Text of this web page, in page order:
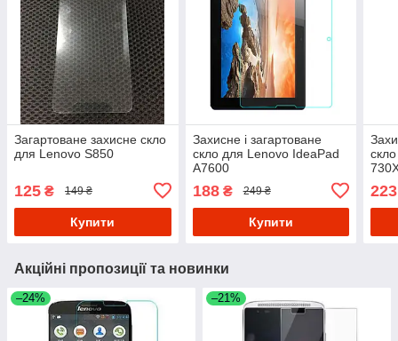
Загартоване захисне скло
для Lenovo S850
125 ₴ 149 ₴
Купити
Захисне і загартоване
скло для Lenovo IdeaPad
A7600
188₴ 249 ₴
Купити
223
Акційні пропозиції та новинки
–24% –21%